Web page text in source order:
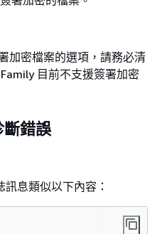
加密檔案的選項，請務必清
目前不支援簽署加密
斷錯誤
息類似以下內容：